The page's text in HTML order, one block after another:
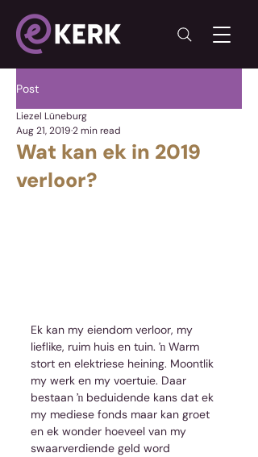
Post
Wat kan ek in 2019
verloor?
Liezel Lüneburg
Aug 21, 20192 min read
Ek kan my eiendom verloor, my
lieflike, ruim huis en tuin. ŉ Warm
stort en elektriese heining. Moontlik
my werk en my voertuie. Daar
bestaan ŉ beduidende kans dat ek
my mediese fonds maar kan groet
en ek wonder hoeveel van my
swaarverdiende geld word